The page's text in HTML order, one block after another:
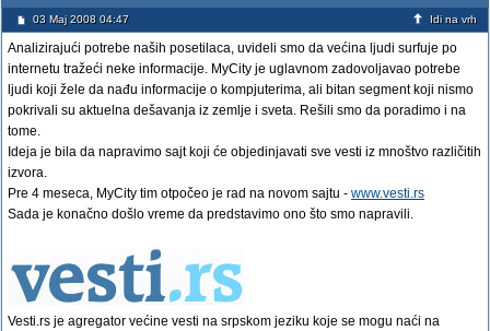
03 Maj 2008 04:47 Idi na vrh
Analizirajući potrebe naših posetilaca, uvideli smo da većina ljudi surfuje po
internetu tražeći neke informacije. MyCity je uglavnom zadovoljavao potrebe
ljudi koji žele da nađu informacije o kompjuterima, ali bitan segment koji nismo
pokrivali su aktuelna dešavanja iz zemlje i sveta. Rešili smo da poradimo i na
tome.
Ideja je bila da napravimo sajt koji će objedinjavati sve vesti iz mnoštvo različitih
izvora.
Pre 4 meseca, MyCity tim otpočeo je rad na novom sajtu - www.vesti.rs
Sada je konačno došlo vreme da predstavimo ono što smo napravili.
Vesti.rs je agregator većine vesti na srpskom jeziku koje se mogu naći na